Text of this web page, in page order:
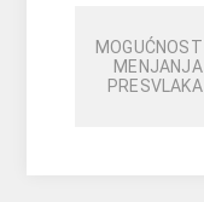
MOGUĆNOST
MENJANJA
PRESVLAKA